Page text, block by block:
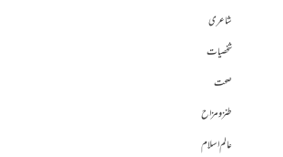
شاعری
شخصیات
صحت
طنز و مزاح
عالم اسلام